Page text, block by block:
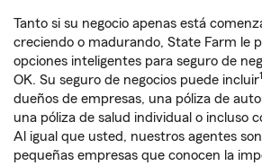
Tanto si su negocio apenas está
creciendo o madurando, State Farm le
opciones inteligentes para seguro de
OK. Su seguro de negocios puede incluir1
dueños de empresas, una póliza de
una póliza de salud individual o incluso
Al igual que usted, nuestros agentes
pequeñas empresas que conocen la